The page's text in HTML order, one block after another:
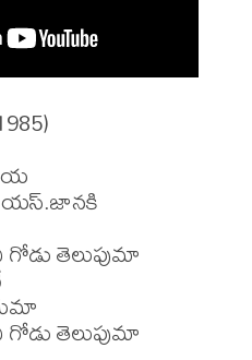
తెలుపుమా
తెలుపుమా